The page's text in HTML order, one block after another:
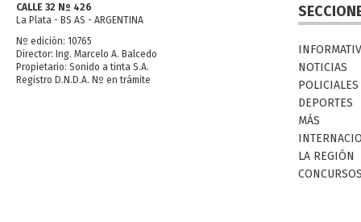
CALLE 32 Nº 426
La Plata - BS AS - ARGENTINA
Nº edición: 10765
Director: Ing. Marcelo A. Balcedo
Propietario: Sonido a tinta S.A.
Registro D.N.D.A. Nº en trámite
NOTICIAS
POLICIALES
DEPORTES
MÁS
LA REGIÓN
CONCURSOS